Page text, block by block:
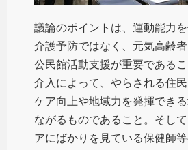
議論のポイントは、運動能力
介護予防ではなく、元気高齢
公民館活動支援が重要である
介入によって、やらされる住
ケア向上や地域力を発揮でき
ながるものであること。そし
アにばかりを見ている保健師